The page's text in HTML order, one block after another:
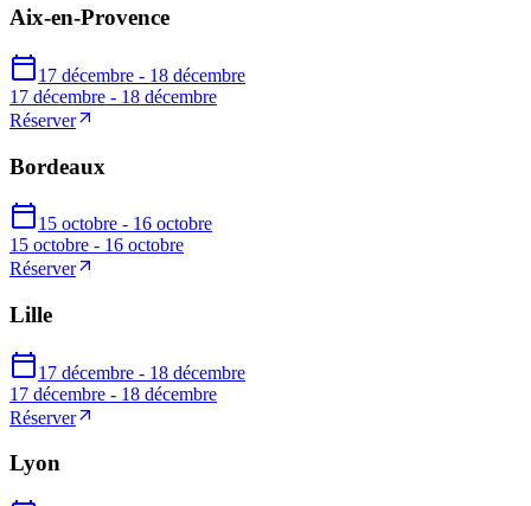
Aix-en-Provence
17 décembre - 18 décembre
17 décembre - 18 décembre
Réserver
Bordeaux
15 octobre - 16 octobre
15 octobre - 16 octobre
Réserver
Lille
17 décembre - 18 décembre
17 décembre - 18 décembre
Réserver
Lyon